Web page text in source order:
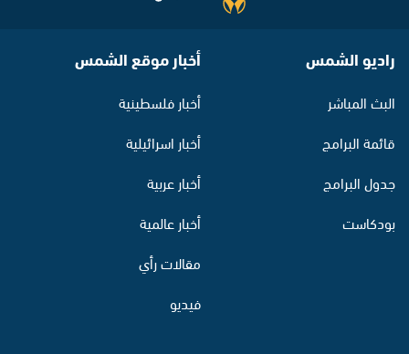
راديو الشمس
البث المباشر
قائمة البرامج
جدول البرامج
بودكاست
أخبار موقع الشمس
أخبار فلسطينية
أخبار اسرائيلية
أخبار عربية
أخبار عالمية
مقالات رأي
فيديو